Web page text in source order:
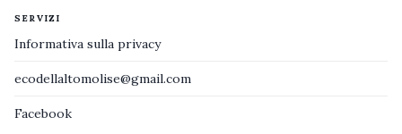
SERVIZI
Informativa sulla privacy
ecodellaltomolise@gmail.com
Facebook